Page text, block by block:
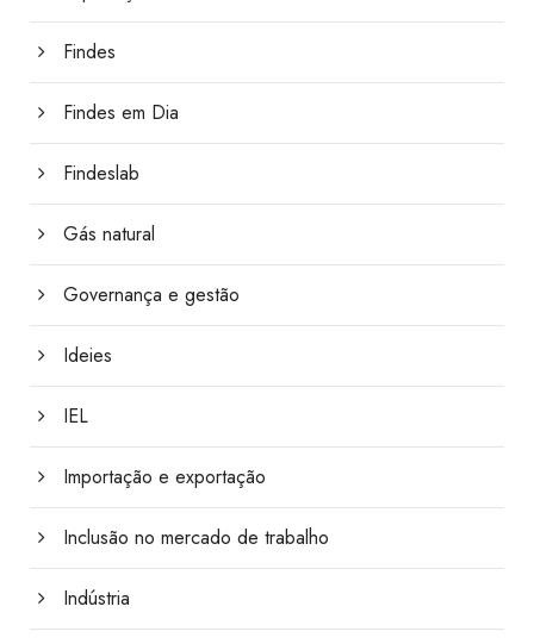
Findes
Findes em Dia
Findeslab
Gás natural
Governança e gestão
Ideies
IEL
Importação e exportação
Inclusão no mercado de trabalho
Indústria